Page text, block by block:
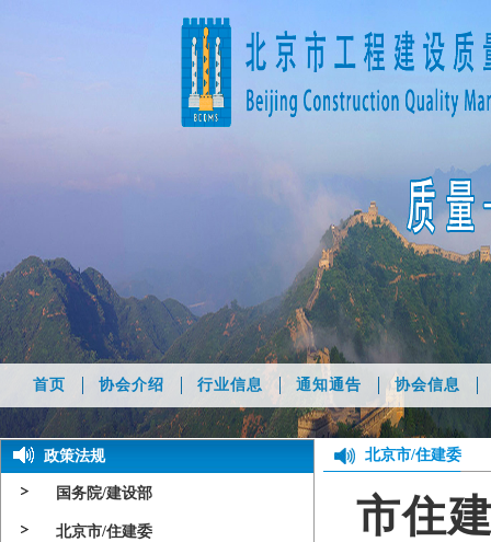
首页 协会介绍 行业信息 通知通告 协会信息
政策法规
国务院/建设部
北京市/住建委
北京市/住建委
市住